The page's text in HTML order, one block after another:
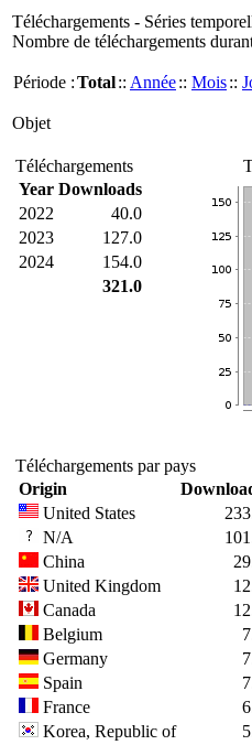
Téléchargements - Séries
Nombre de téléchargements
Période :Total:: Année:: Mois::
Objet
Téléchargements
Year Downloads
2022
40.0
2023
127.0
2024
154.0
321.0
Téléchargements par pays
Origin
United States
N/A
China
United Kingdom
Canada
Belgium
Germany
Spain
France
Korea, Republic of